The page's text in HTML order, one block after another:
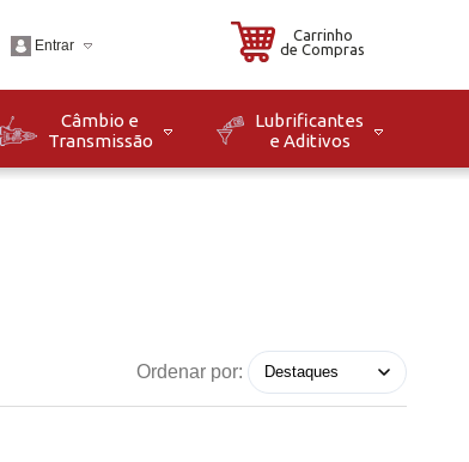
Entrar
Carrinho
de Compras
Câmbio e
Transmissão
Lubrificantes
e Aditivos
Ordenar por: